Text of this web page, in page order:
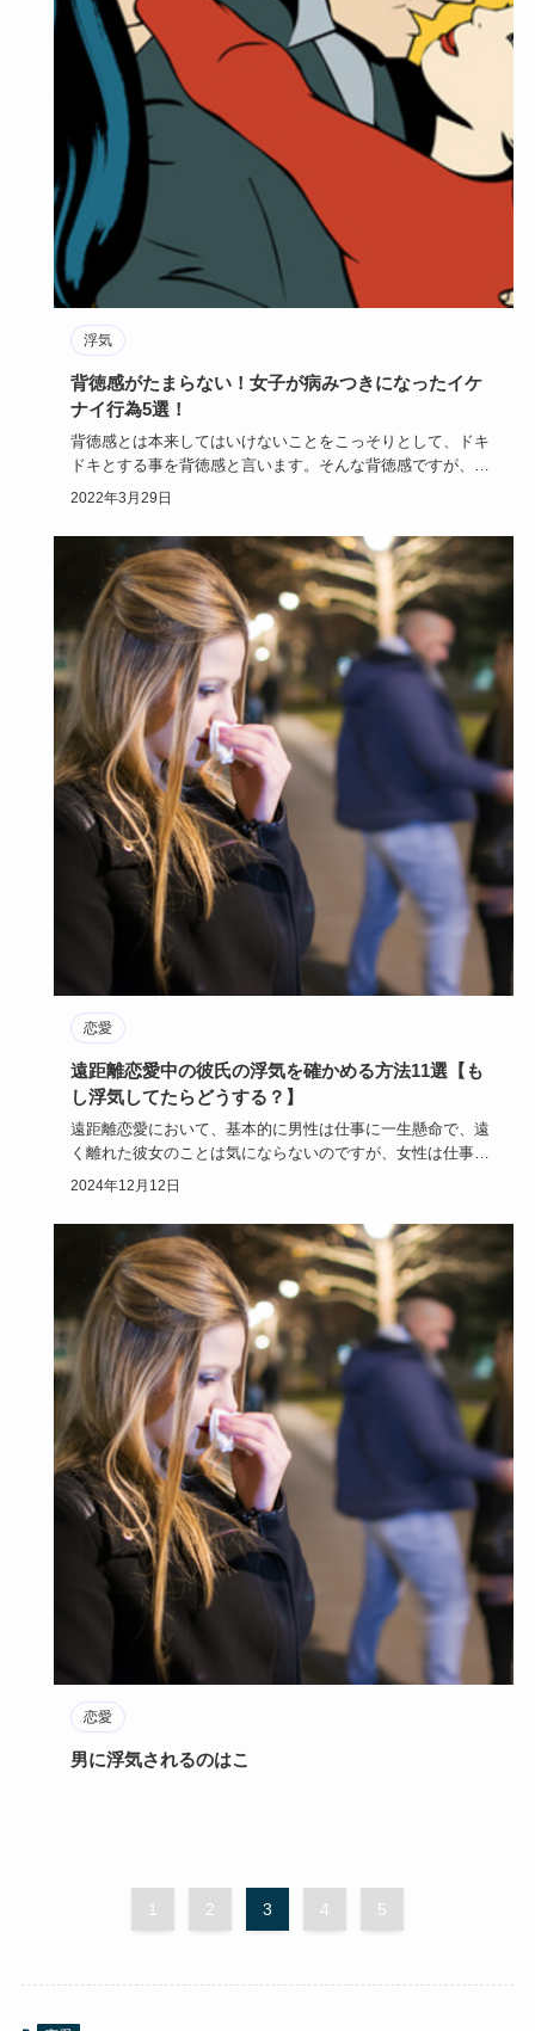
浮気
背徳感がたまらない！女子が病みつきになったイケ
ナイ行為5選！
背徳感とは本来してはいけないことをこっそりとして、ドキ
ドキとする事を背徳感と言います。そんな背徳感ですが、女
子が密かに病み…
2022年3月29日
恋愛
遠距離恋愛中の彼氏の浮気を確かめる方法11選【も
し浮気してたらどうする？】
遠距離恋愛において、基本的に男性は仕事に一生懸命で、遠
く離れた彼女のことは気にならないのですが、女性は仕事を
しながらも彼の…
2024年12月12日
恋愛
男に浮気されるのはこ
1 2 3 4 5